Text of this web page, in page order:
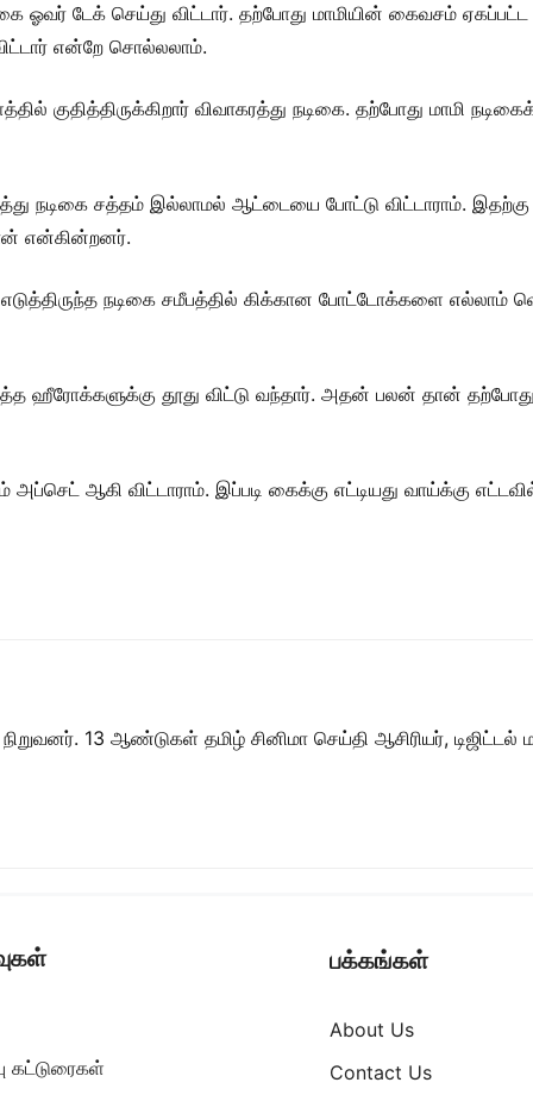
டேக் செய்து விட்டார். தற்போது மாமியின் கைவசம் ஏகப்பட்ட
என்றே சொல்லலாம்.
குதித்திருக்கிறார் விவாகரத்து நடிகை. தற்போது மாமி
நடிகை சத்தம் இல்லாமல் ஆட்டையை போட்டு விட்டாராம்.
என்கின்றனர்.
எடுத்திருந்த நடிகை சமீபத்தில் கிக்கான போட்டோக்களை எல்லாம்
ஹீரோக்களுக்கு தூது விட்டு வந்தார். அதன் பலன் தான்
ஆகி விட்டாராம். இப்படி கைக்கு எட்டியது வாய்க்கு
13 ஆண்டுகள் தமிழ் சினிமா செய்தி ஆசிரியர்,
கட்டுரைகள்
பக்கங்கள்
About Us
Contact Us